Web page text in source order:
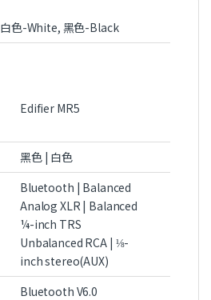
白色-White, 黑色-Black
Edifier MR5
黑色 | 白色
Bluetooth | Balanced
Analog XLR | Balanced
¼-inch TRS
Unbalanced RCA | ⅛-
inch stereo(AUX)
Bluetooth V6.0